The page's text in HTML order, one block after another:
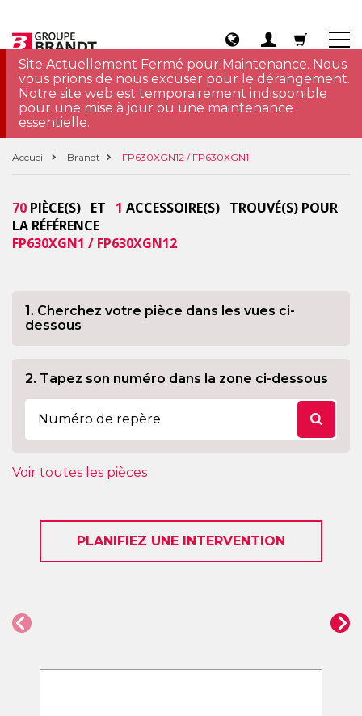
Site Actuellement Fermé pour Maintenance. Nous
vous prions de nous excuser pour le dérangement.
Notre site web est temporairement indisponible
pour une mise à jour ou une maintenance
essentielle.
Accueil Brandt FP630XGN12 / FP630XGN1
70 PIÈCE(S) ET 1 ACCESSOIRE(S) TROUVÉ(S) POUR
LA RÉFÉRENCE
FP630XGN1 / FP630XGN12
1. Cherchez votre pièce dans les vues ci-
dessous
2. Tapez son numéro dans la zone ci-dessous
Voir toutes les pièces
PLANIFIEZ UNE INTERVENTION